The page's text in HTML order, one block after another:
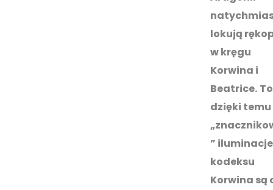
lokują
w kręgu
Korwina i
Beatrice. To
dzięki temu
” iluminacje
kodeksu
Korwina są